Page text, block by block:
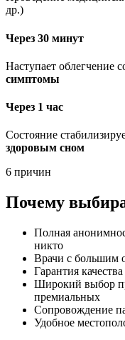
др.)
Через 30 минут
Наступает облегчение
симптомы
Через 1 час
Состояние
здоровым сном
6 причин
Почему
Полная
никто
Врачи с большим
Гарантия
Широкий выбор
премиальных
Сопровождение
Удобное